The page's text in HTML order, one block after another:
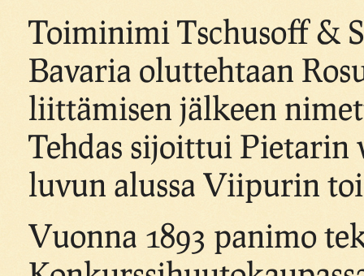
Toiminimi Tschusoff &
Bavaria oluttehtaan
liittämisen jälkeen
Tehdas sijoittui Pietarin
luvun alussa Viipurin
Vuonna 1893 panimo